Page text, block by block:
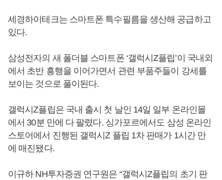
세경하이테크는 스마트폰 특수필름을 생산해 공급하고
있다.
삼성전자의 새 폴더블 스마트폰 ‘갤럭시Z플립’이 국내외
에서 초반 흥행을 이어가면서 관련 부품주들이 강세를
보이는 것으로 풀이된다.
갤럭시Z플립은 국내 출시 첫 날인 14일 일부 온라인몰
에서 30분 만에 다 팔렸다. 싱가포르에서도 삼성 온라인
스토어에서 진행된 갤럭시Z 플립 1차 판매가 1시간 만
에 매진됐다.
이규하 NH투자증권 연구원은 “갤럭시Z플립의 초기 판